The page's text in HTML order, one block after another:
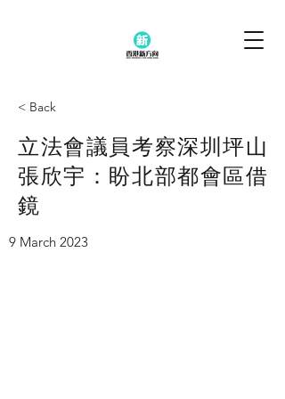
< Back
立法會議員考察深圳坪山
張欣宇：盼北部都會區借
鏡
9 March 2023